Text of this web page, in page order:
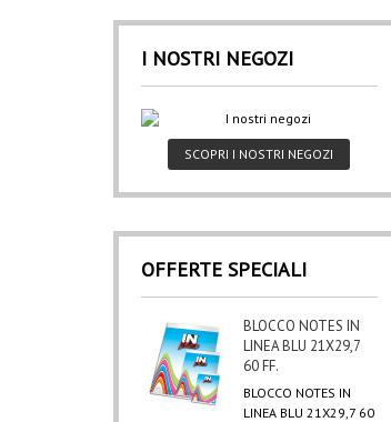
I NOSTRI NEGOZI
SCOPRI I NOSTRI NEGOZI
OFFERTE SPECIALI
BLOCCO NOTES IN
LINEA BLU 21X29,7
60 FF.
BLOCCO NOTES IN
LINEA BLU 21X29,7 60